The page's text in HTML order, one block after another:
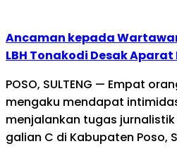
Ancaman kepada
LBH Tonakodi Desak
POSO, SULTENG — Empat
mengaku mendapat
menjalankan tugas
galian C di Kabupaten Poso,